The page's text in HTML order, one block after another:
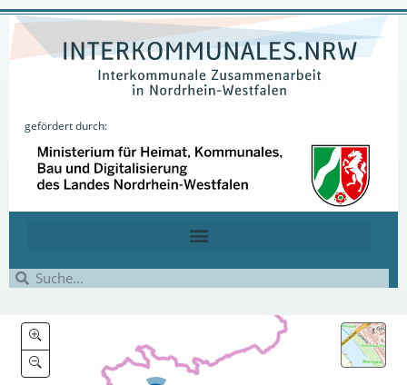
gefördert durch: